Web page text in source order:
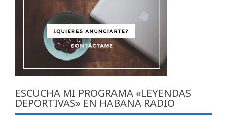
ESCUCHA MI PROGRAMA «LEYENDAS
DEPORTIVAS» EN HABANA RADIO